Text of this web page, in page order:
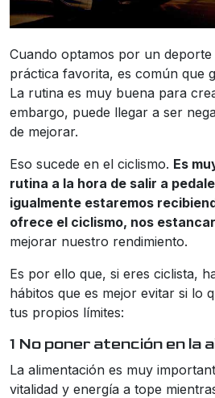
Cuando optamos por un
práctica favorita, es común que
La rutina es muy buena para
embargo, puede llegar a ser
de mejorar.
Eso sucede en el ciclismo. Es
rutina a la hora de salir a
igualmente estaremos
ofrece el ciclismo, nos
mejorar nuestro rendimiento.
Es por ello que, si eres ciclista,
hábitos que es mejor evitar si lo
tus propios límites:
1 No poner atención en la
La alimentación es muy
vitalidad y energía a tope